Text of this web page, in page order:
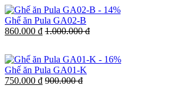
- 14%
Ghế ăn Pula GA02-B
860.000 đ 1.000.000 đ
- 16%
Ghế ăn Pula GA01-K
750.000 đ 900.000 đ